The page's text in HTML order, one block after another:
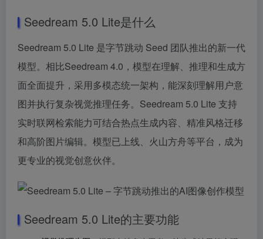
Seedream 5.0 Lite是什么
Seedream 5.0 Lite 是字节跳动 Seed 团队推出的新一代
模型。相比Seedream 4.0，模型在理解、推理和生成方
面全面提升，采用多模态统一架构，能深刻理解用户意
图并执行复杂视觉推理任务。Seedream 5.0 Lite 支持
实时联网检索能力可结合热点生成内容、精准风格迁移
和高阶图片编辑。模型已上线、火山方舟等平台，成为
更专业的视觉创意伙伴。
Seedream 5.0 Lite的主要功能